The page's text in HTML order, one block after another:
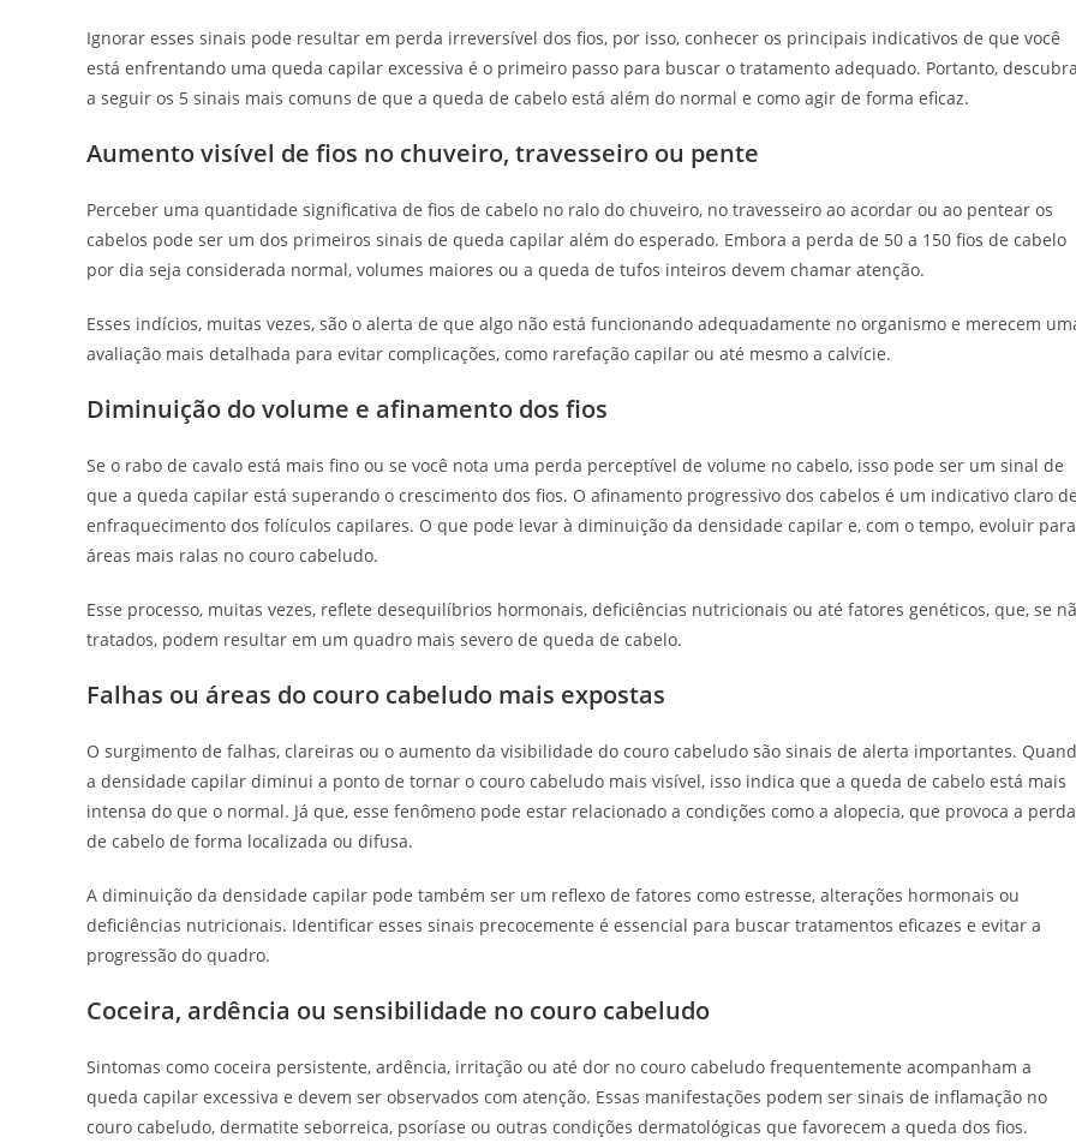
Ignorar esses sinais pode resultar em perda irreversível dos fios, por isso, conhecer os principais indicativos de que você
está enfrentando uma queda capilar excessiva é o primeiro passo para buscar o tratamento adequado. Portanto, descubra
a seguir os 5 sinais mais comuns de que a queda de cabelo está além do normal e como agir de forma eficaz.
Aumento visível de fios no chuveiro, travesseiro ou pente
Perceber uma quantidade significativa de fios de cabelo no ralo do chuveiro, no travesseiro ao acordar ou ao pentear os
cabelos pode ser um dos primeiros sinais de queda capilar além do esperado. Embora a perda de 50 a 150 fios de cabelo
por dia seja considerada normal, volumes maiores ou a queda de tufos inteiros devem chamar atenção.
Esses indícios, muitas vezes, são o alerta de que algo não está funcionando adequadamente no organismo e merecem
avaliação mais detalhada para evitar complicações, como rarefação capilar ou até mesmo a calvície.
Diminuição do volume e afinamento dos fios
Se o rabo de cavalo está mais fino ou se você nota uma perda perceptível de volume no cabelo, isso pode ser um sinal de
que a queda capilar está superando o crescimento dos fios. O afinamento progressivo dos cabelos é um indicativo claro de
enfraquecimento dos folículos capilares. O que pode levar à diminuição da densidade capilar e, com o tempo, evoluir para
áreas mais ralas no couro cabeludo.
Esse processo, muitas vezes, reflete desequilíbrios hormonais, deficiências nutricionais ou até fatores genéticos, que, se
tratados, podem resultar em um quadro mais severo de queda de cabelo.
Falhas ou áreas do couro cabeludo mais expostas
O surgimento de falhas, clareiras ou o aumento da visibilidade do couro cabeludo são sinais de alerta importantes.
a densidade capilar diminui a ponto de tornar o couro cabeludo mais visível, isso indica que a queda de cabelo está mais
intensa do que o normal. Já que, esse fenômeno pode estar relacionado a condições como a alopecia, que provoca a perda
de cabelo de forma localizada ou difusa.
A diminuição da densidade capilar pode também ser um reflexo de fatores como estresse, alterações hormonais ou
deficiências nutricionais. Identificar esses sinais precocemente é essencial para buscar tratamentos eficazes e evitar a
progressão do quadro.
Coceira, ardência ou sensibilidade no couro cabeludo
Sintomas como coceira persistente, ardência, irritação ou até dor no couro cabeludo frequentemente acompanham a
queda capilar excessiva e devem ser observados com atenção. Essas manifestações podem ser sinais de inflamação no
couro cabeludo, dermatite seborreica, psoríase ou outras condições dermatológicas que favorecem a queda dos fios.